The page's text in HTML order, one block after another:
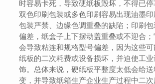
时容易卡死，导致硬纸板毁坏，不得已
双色印刷包装或多色印刷容易出现油墨印
包装严禁、边缘色调重叠的缺陷；印刷
偏差，纸盒子上下摆动盖重叠或不迎合
会导致粘连和规格型号偏差，因为这些
纸板的二次耗费或设备损坏，并迫使工
饰。总体来说，硬纸板平整度太低会给
变，并导致纸箱生产企业生产过程中二